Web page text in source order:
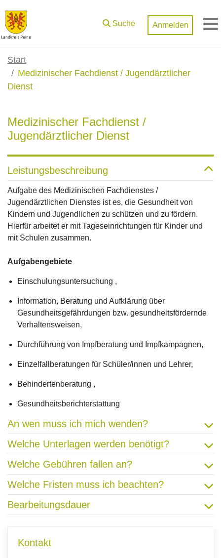
Zum Hauptinhalt springen
Suche Anmelden
Start
Medizinischer Fachdienst / Jugendärztlicher
Dienst
Medizinischer Fachdienst /
Jugendärztlicher Dienst
Leistungsbeschreibung
Aufgabe des Medizinischen Fachdienstes /
Jugendärztlichen Dienstes ist es, die Gesundheit von
Kindern und Jugendlichen zu schützen und zu fördern.
Hierfür arbeitet er mit Tageseinrichtungen für Kinder und
mit Schulen zusammen.
Aufgabengebiete
Einschulungsuntersuchung ,
Information, Beratung und Aufklärung über
Gesundheitsgefährdungen bzw. gesundheitsfördernde
Verhaltensweisen,
Durchführung von Impfberatung und Impfkampagnen,
Einzelfallberatungen für Schüler/innen und Lehrer,
Behindertenberatung ,
Gesundheitsberichterstattung
An wen muss ich mich wenden?
Welche Unterlagen werden benötigt?
Welche Gebühren fallen an?
Welche Fristen muss ich beachten?
Bearbeitungsdauer
Kontakt